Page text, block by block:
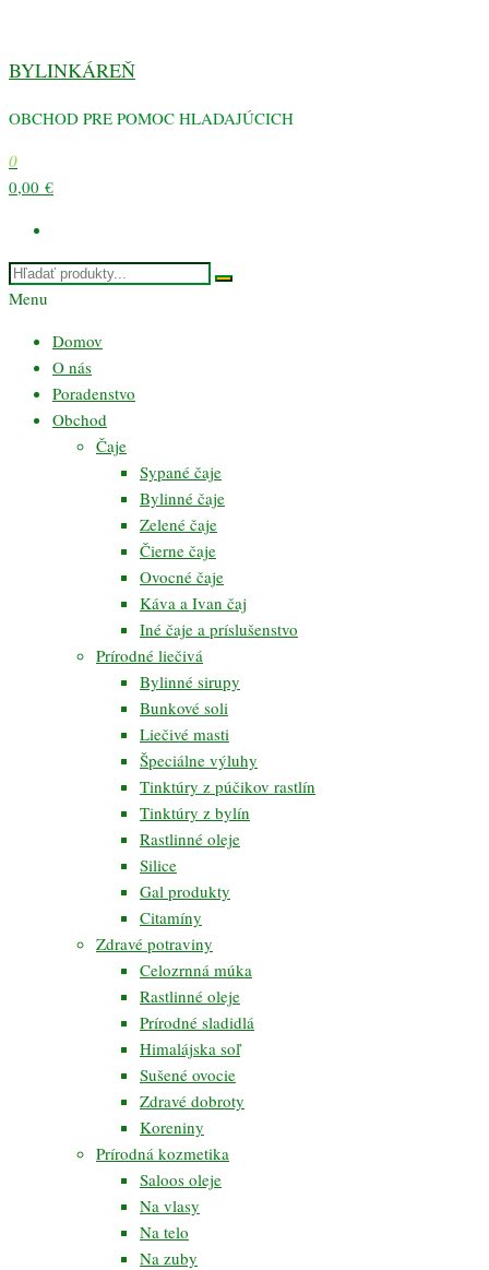
obsah
BYLINKÁREŇ
OBCHOD PRE POMOC HLADAJÚCICH
0
0,00 €
Menu
Domov
O nás
Poradenstvo
Obchod
Čaje
Sypané čaje
Bylinné čaje
Zelené čaje
Čierne čaje
Ovocné čaje
Káva a Ivan čaj
Iné čaje a príslušenstvo
Prírodné liečivá
Bylinné sirupy
Bunkové soli
Liečivé masti
Špeciálne výluhy
Tinktúry z púčikov rastlín
Tinktúry z bylín
Rastlinné oleje
Silice
Gal produkty
Citamíny
Zdravé potraviny
Celozrnná múka
Rastlinné oleje
Prírodné sladidlá
Himalájska soľ
Sušené ovocie
Zdravé dobroty
Koreniny
Prírodná kozmetika
Saloos oleje
Na vlasy
Na telo
Na zuby